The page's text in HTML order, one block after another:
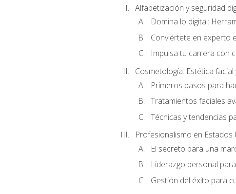
Alfabetización y seguridad
Domina lo digital:
Conviértete en experto
Impulsa tu carrera con
Cosmetología: Estética
Primeros pasos para
Tratamientos faciales
Técnicas y tendencias
Profesionalismo en Estados
El secreto para una
Liderazgo personal
Gestión del éxito para